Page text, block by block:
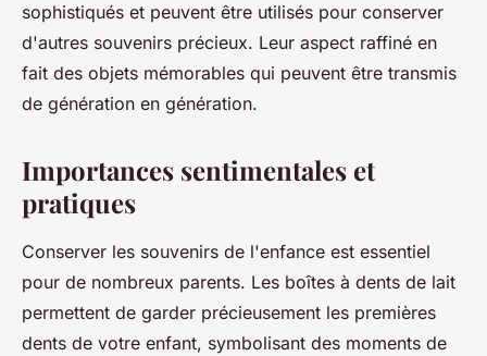
sophistiqués et peuvent être utilisés pour conserver
d'autres souvenirs précieux. Leur aspect raffiné en
fait des objets mémorables qui peuvent être transmis
de génération en génération.
Importances sentimentales et
pratiques
Conserver les souvenirs de l'enfance est essentiel
pour de nombreux parents. Les boîtes à dents de lait
permettent de garder précieusement les premières
dents de votre enfant, symbolisant des moments de